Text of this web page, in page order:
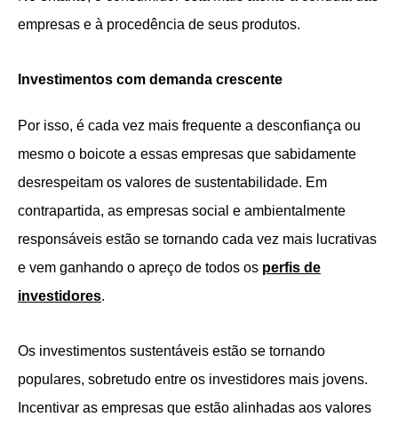
empresas e à procedência de seus produtos.
Investimentos com demanda crescente
Por isso, é cada vez mais frequente a desconfiança ou
mesmo o boicote a essas empresas que sabidamente
desrespeitam os valores de sustentabilidade. Em
contrapartida, as empresas social e ambientalmente
responsáveis estão se tornando cada vez mais lucrativas
e vem ganhando o apreço de todos os perfis de
investidores.
Os investimentos sustentáveis estão se tornando
populares, sobretudo entre os investidores mais jovens.
Incentivar as empresas que estão alinhadas aos valores